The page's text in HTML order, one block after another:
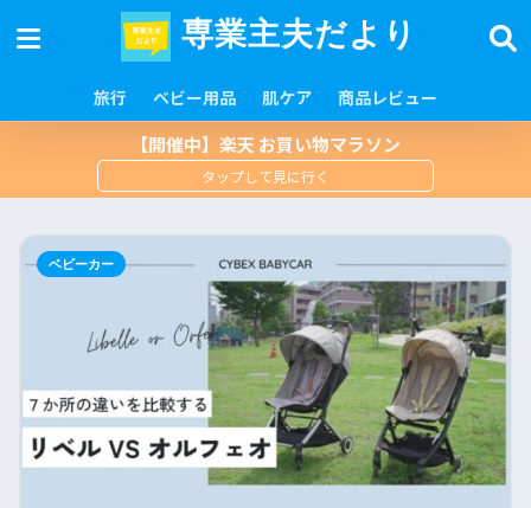
専業主夫だより
旅行 ベビー用品 肌ケア 商品レビュー
【開催中】楽天 お買い物マラソン
ベビーカー